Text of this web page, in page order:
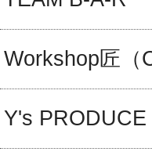
Workshop匠（
Y's PRODUCE